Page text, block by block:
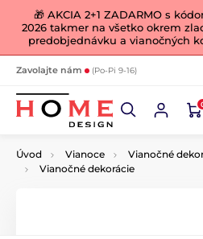
🎁 AKCIA 2+1 ZADARMO s
2026 takmer na všetko okrem
predobjednávku a vianočných
Zavolajte nám (Po-Pi 9-16)
Úvod Vianoce
Vianočné
Vianočné dekorácie